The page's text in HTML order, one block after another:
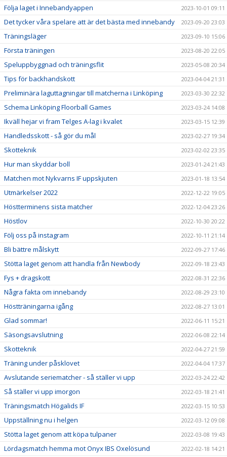
Följa laget i Innebandyappen 2023-10-01 09:11
Det tycker våra spelare att är det bästa med innebandy 2023-09-20 23:03
Träningsläger 2023-09-10 15:06
Första träningen 2023-08-20 22:05
Speluppbyggnad och träningsflit 2023-05-08 20:34
Tips för backhandskott 2023-04-04 21:31
Preliminära laguttagningar till matcherna i Linköping 2023-03-30 22:32
Schema Linköping Floorball Games 2023-03-24 14:08
Ikväll hejar vi fram Telges A-lag i kvalet 2023-03-15 12:39
Handledsskott - så gör du mål 2023-02-27 19:34
Skotteknik 2023-02-02 23:35
Hur man skyddar boll 2023-01-24 21:43
Matchen mot Nykvarns IF uppskjuten 2023-01-18 13:54
Utmärkelser 2022 2022-12-22 19:05
Höstterminens sista matcher 2022-12-04 23:26
Höstlov 2022-10-30 20:22
Följ oss på instagram 2022-10-11 21:14
Bli bättre målskytt 2022-09-27 17:46
Stötta laget genom att handla från Newbody 2022-09-18 23:43
Fys + dragskott 2022-08-31 22:36
Några fakta om innebandy 2022-08-29 23:10
Höstträningarna igång 2022-08-27 13:01
Glad sommar! 2022-06-11 15:21
Säsongsavslutning 2022-06-08 22:14
Skotteknik 2022-04-27 21:59
Träning under påsklovet 2022-04-04 17:37
Avslutande seriematcher - så ställer vi upp 2022-03-24 22:42
Så ställer vi upp imorgon 2022-03-18 21:41
Träningsmatch Högalids IF 2022-03-15 10:53
Uppställning nu i helgen 2022-03-12 09:08
Stötta laget genom att köpa tulpaner 2022-03-08 19:43
Lördagsmatch hemma mot Onyx IBS Oxelösund 2022-02-18 14:21